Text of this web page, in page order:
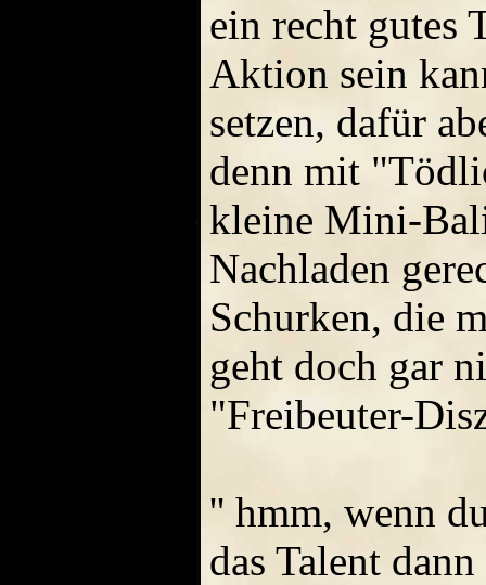
ein recht gutes
Aktion sein
setzen, dafür
denn mit
kleine Mini-
Nachladen
Schurken, die
geht doch gar
"Freibeuter-
'' hmm, wenn
das Talent